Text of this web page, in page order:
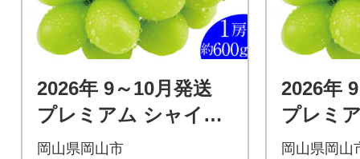
2026年 9～10月発送
プレミアム シャイン
マスカット 晴王 1房
岡山県岡山市
2026年
プレミ
マスカ
岡山県岡山